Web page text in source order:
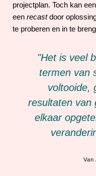
projectplan. Toch kan
een recast door
te proberen en in te
"Het is veel
termen van
voltooide,
resultaten van
elkaar
Van